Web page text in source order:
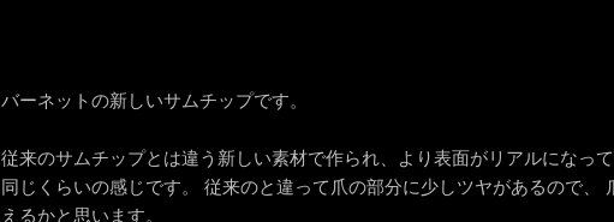
バーネットの新しいサムチップです。
従来のサムチップとは違う新しい素材で作られ、より表面がリアルになっ
同じくらいの感じです。 従来のと違って爪の部分に少しツヤがあるので、
えるかと思います。